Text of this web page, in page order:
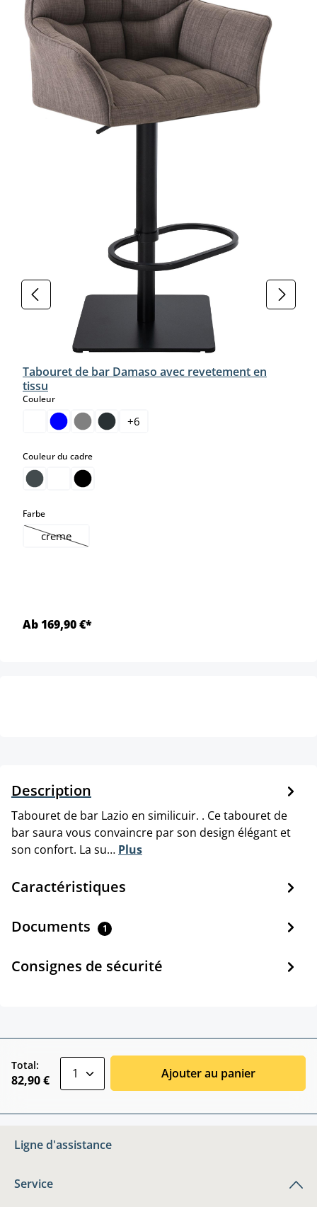
Tabouret de bar Damaso avec revetement en
tissu
Couleurselect
+6
Couleur du cadreselect
Farbeselect
creme
(Cette option n'est pas disponible pour le moment.)
Ab 169,90 €*
Description
Tabouret de bar Lazio en similicuir. . Ce tabouret de
bar saura vous convaincre par son design élégant et
son confort. La su… Plus
Caractéristiques
Documents 1
Consignes de sécurité
Total:
82,90 € Ajouter au panier
Ligne d'assistance
Service